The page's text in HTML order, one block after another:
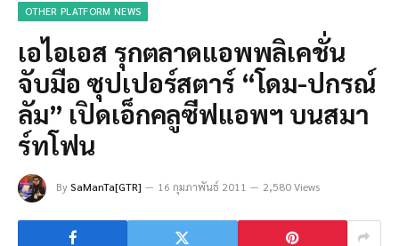
OTHER PLATFORM NEWS
เอไอเอส รุกตลาดแอพพลิเคชั่น
จับมือ ซุปเปอร์สตาร์ “โดม-ปกรณ์
ลัม” เปิดเอ็กคลูซีฟแอพฯ บนสมา
ร์ทโฟน
BySaManTa[GTR] 16 กุมภาพันธ์ 2011 2,580 Views